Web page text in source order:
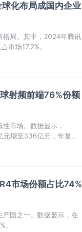
化布局成国内企业
格局。其中，2024年腾讯
市场17.2%。
射频前端76%份额
市场。数据显示，
增至336亿元，年复合
市场份额占比74%
国之一。数据显示，在
。